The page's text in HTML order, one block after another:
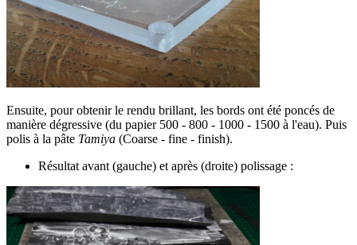
Ensuite, pour obtenir le rendu brillant, les bords ont été poncés de
manière dégressive (du papier 500 - 800 - 1000 - 1500 à l'eau). Puis
polis à la pâte Tamiya (Coarse - fine - finish).
Résultat avant (gauche) et après (droite) polissage :